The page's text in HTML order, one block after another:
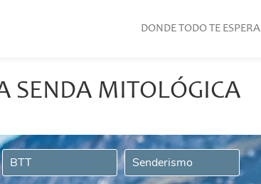
DONDE TODO TE ESPERA
SENDA MITOLÓGICA
BTT Senderismo